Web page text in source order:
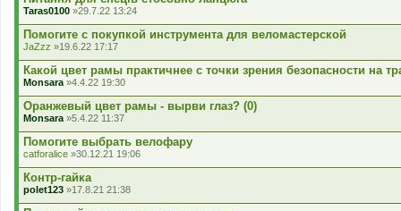
Taras0100 »29.7.22 13:24
Помогите с покупкой инструмента для веломастерской
JaZzz »19.6.22 17:17
Какой цвет рамы практичнее с точки зрения безопасности на
Monsara »4.4.22 19:30
Оранжевый цвет рамы - вырви глаз? (0)
Monsara »5.4.22 11:37
Помогите выбрать велофару
catforalice »30.12.21 19:06
Контр-гайка
polet123 »17.8.21 21:38